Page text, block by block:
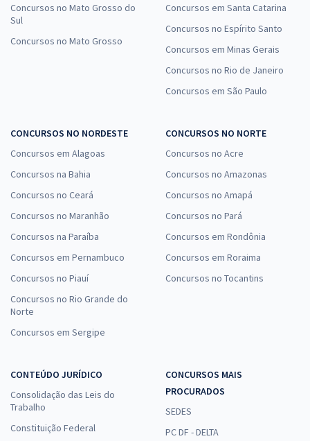
Concursos no Mato Grosso do
Sul
Concursos no Mato Grosso
Concursos em Santa Catarina
Concursos no Espírito Santo
Concursos em Minas Gerais
Concursos no Rio de Janeiro
Concursos em São Paulo
CONCURSOS NO NORDESTE
Concursos em Alagoas
Concursos na Bahia
Concursos no Ceará
Concursos no Maranhão
Concursos na Paraíba
Concursos em Pernambuco
Concursos no Piauí
Concursos no Rio Grande do
Norte
Concursos em Sergipe
CONCURSOS NO NORTE
Concursos no Acre
Concursos no Amazonas
Concursos no Amapá
Concursos no Pará
Concursos em Rondônia
Concursos em Roraima
Concursos no Tocantins
CONTEÚDO JURÍDICO
Consolidação das Leis do
Trabalho
Constituição Federal
CONCURSOS MAIS
PROCURADOS
SEDES
PC DF - DELTA